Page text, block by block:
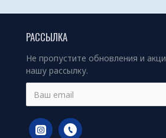
РАССЫЛКА
Не пропустите обновления и
нашу рассылку.